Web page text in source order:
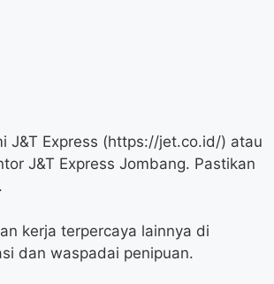
J&T Express (https://jet.co.id/) atau
J&T Express Jombang. Pastikan
kerja terpercaya lainnya di
dan waspadai penipuan.